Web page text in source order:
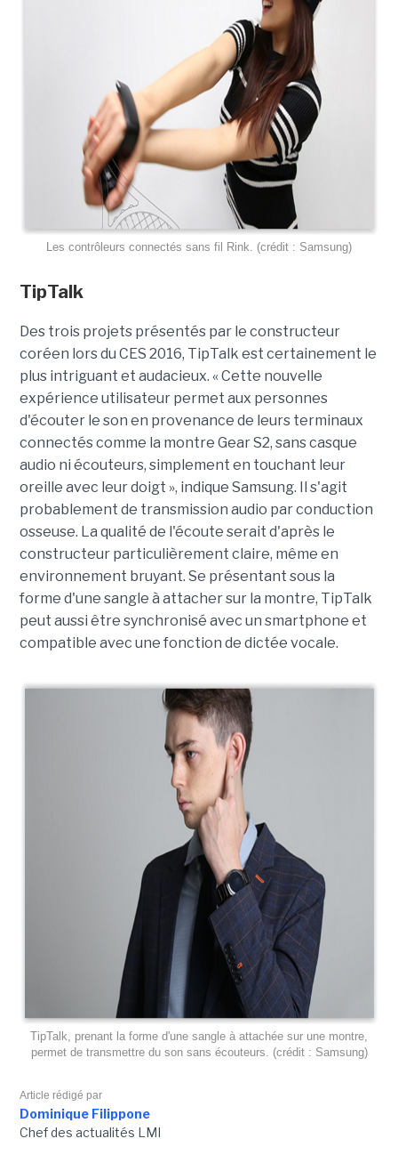
Les contrôleurs connectés sans fil Rink. (crédit : Samsung)
TipTalk
Des trois projets présentés par le constructeur
coréen lors du CES 2016, TipTalk est certainement le
plus intriguant et audacieux. « Cette nouvelle
expérience utilisateur permet aux personnes
d'écouter le son en provenance de leurs terminaux
connectés comme la montre Gear S2, sans casque
audio ni écouteurs, simplement en touchant leur
oreille avec leur doigt », indique Samsung. Il s'agit
probablement de transmission audio par conduction
osseuse. La qualité de l'écoute serait d'après le
constructeur particulièrement claire, même en
environnement bruyant. Se présentant sous la
forme d'une sangle à attacher sur la montre, TipTalk
peut aussi être synchronisé avec un smartphone et
compatible avec une fonction de dictée vocale.
TipTalk, prenant la forme d'une sangle à attachée sur une montre,
permet de transmettre du son sans écouteurs. (crédit : Samsung)
Article rédigé par
Dominique Filippone
Chef des actualités LMI